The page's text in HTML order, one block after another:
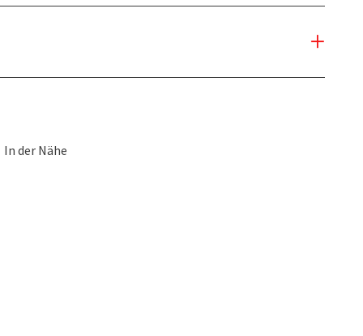
In der Nähe